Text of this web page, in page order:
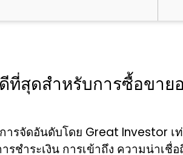
ที่สุดสำหรับการซื้อขา
รจัดอันดับโดย Great Investor เ
ชำระเงิน การเข้าถึง ความน่าเชื่